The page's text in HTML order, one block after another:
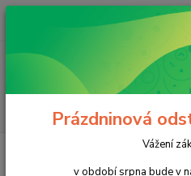
Po - Pá 8 - 14h
Nečokoládové
Nimm2 SG 90g Heroes
Prázdninová
Vážení
v období srpna bude v